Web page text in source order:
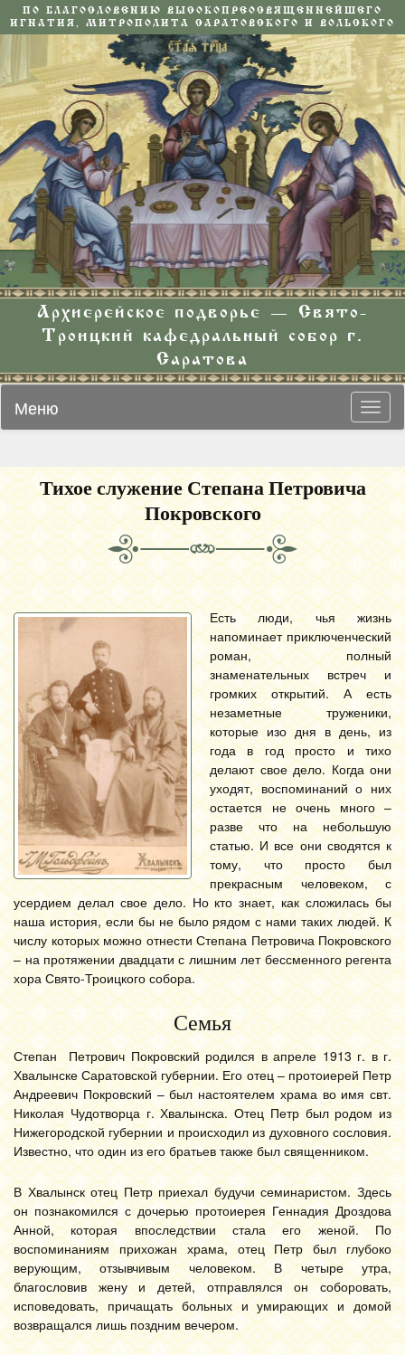
ПО БЛАГОСЛОВЕНИЮ ВЫСОКОПРЕОСВЯЩЕННЕЙШЕГО
ИГНАТИЯ, МИТРОПОЛИТА САРАТОВСКОГО И ВОЛЬСКОГО
Архиерейское подворье — Свято-
Троицкий кафедральный собор г.
Саратова
Меню
Тихое служение Степана Петровича
Покровского
Есть люди, чья жизнь
напоминает приключенческий
роман, полный
знаменательных встреч и
громких открытий. А есть
незаметные труженики,
которые изо дня в день, из
года в год просто и тихо
делают свое дело. Когда они
уходят, воспоминаний о них
остается не очень много –
разве что на небольшую
статью. И все они сводятся к
тому, что просто был
прекрасным человеком, с
усердием делал свое дело. Но кто знает, как сложилась бы
наша история, если бы не было рядом с нами таких людей. К
числу которых можно отнести Степана Петровича Покровского
– на протяжении двадцати с лишним лет бессменного регента
хора Свято-Троицкого собора.
Семья
Степан Петрович Покровский родился в апреле 1913 г. в г.
Хвалынске Саратовской губернии. Его отец – протоиерей Петр
Андреевич Покровский – был настоятелем храма во имя свт.
Николая Чудотворца г. Хвалынска. Отец Петр был родом из
Нижегородской губернии и происходил из духовного сословия.
Известно, что один из его братьев также был священником.
В Хвалынск отец Петр приехал будучи семинаристом. Здесь
он познакомился с дочерью протоиерея Геннадия Дроздова
Анной, которая впоследствии стала его женой. По
воспоминаниям прихожан храма, отец Петр был глубоко
верующим, отзывчивым человеком. В четыре утра,
благословив жену и детей, отправлялся он соборовать,
исповедовать, причащать больных и умирающих и домой
возвращался лишь поздним вечером.